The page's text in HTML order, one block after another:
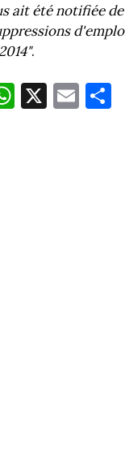
ait été notifiée
.
W
ha
X E
m
Pa